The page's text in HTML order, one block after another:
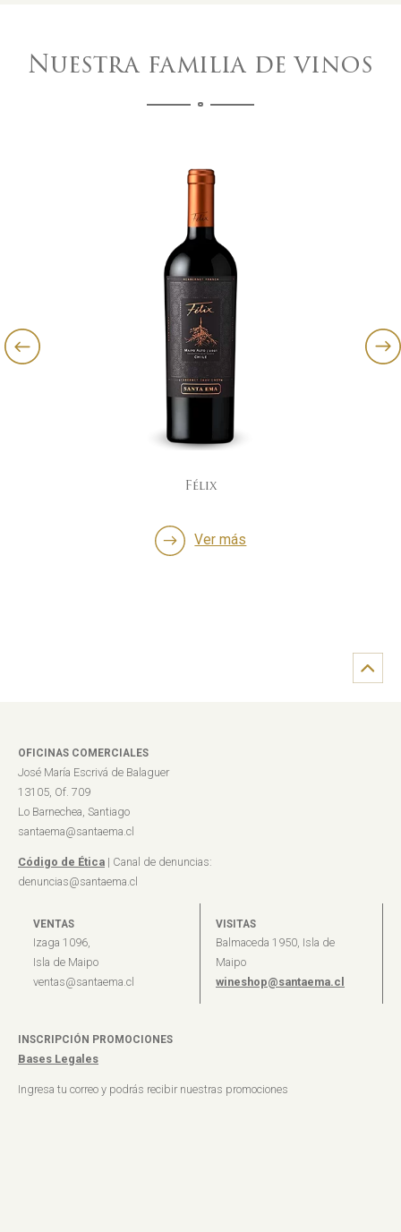
Nuestra familia de vinos
Félix
Ver más
OFICINAS COMERCIALES
José María Escrivá de Balaguer
13105, Of. 709
Lo Barnechea, Santiago
santaema@santaema.cl
Código de Ética | Canal de denuncias:
denuncias@santaema.cl
VENTAS
Izaga 1096,
Isla de Maipo
ventas@santaema.cl
VISITAS
Balmaceda 1950, Isla de
Maipo
wineshop@santaema.cl
INSCRIPCIÓN PROMOCIONES
Bases Legales
Ingresa tu correo y podrás recibir nuestras promociones